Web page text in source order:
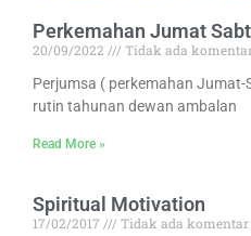
Perkemahan Jumat
20/09/2022
Tidak ada
Perjumsa ( perkemahan
rutin tahunan dewan ambalan
Read More »
Spiritual Motivation
17/02/2017
Tidak ada komentar